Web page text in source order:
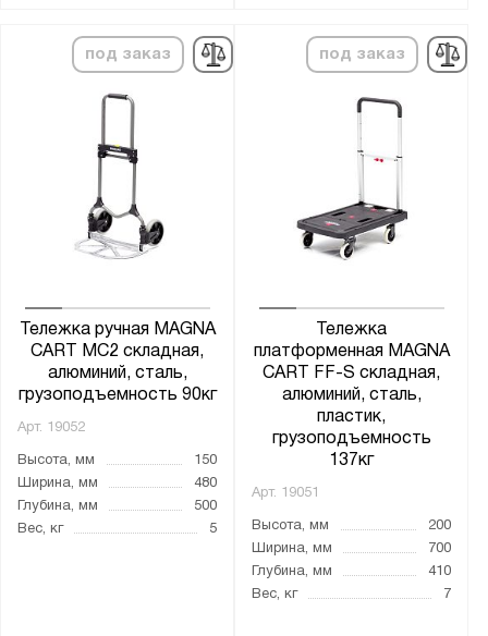
под заказ
Тележка ручная MAGNA
CART MC2 складная,
алюминий, сталь,
грузоподъемность 90кг
Арт. 19052
Высота, мм
150
Ширина, мм
480
Глубина, мм
500
Вес, кг
5
под заказ
Тележка
платформенная MAGNA
CART FF-S складная,
алюминий, сталь,
пластик,
грузоподъемность
137кг
Арт. 19051
Высота, мм
200
Ширина, мм
700
Глубина, мм
410
Вес, кг
7
двухколесная
Борт платформы:
Размер платформы:
409x681
480х780
800х500х100
900х610
от до